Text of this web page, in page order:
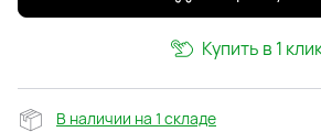
Купить в 1
В наличии на 1 складе